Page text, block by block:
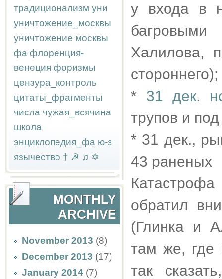
традиционализм уни
уничтожение_москвы
уничтожение москвы
фа флоренция-
венеция форизмы
цензура_контроль
цитаты_фрагменты
числа чужая_всячина
школа
энциклопедия_фа ю-з
язычество † ☭ ♫ ✡
MONTHLY
ARCHIVE
November 2013 (8)
December 2013 (17)
January 2014 (7)
у входа в
Халилова,
* 31 дек.
трупов и
* 31 дек.,
43 раненых
обратил
(Глинка и
там же, где
так